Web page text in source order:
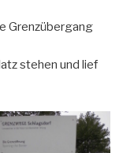
Grenzübergang
stehen und lief